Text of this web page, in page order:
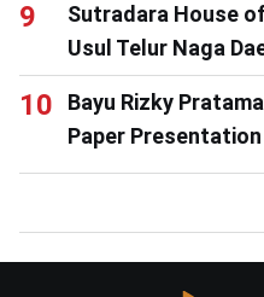
Sutradara House
Usul Telur Naga
Bayu Rizky
Paper